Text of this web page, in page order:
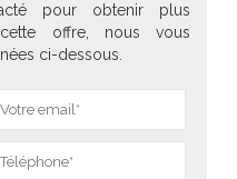
pour obtenir plus
cette offre, nous vous
ci-dessous.